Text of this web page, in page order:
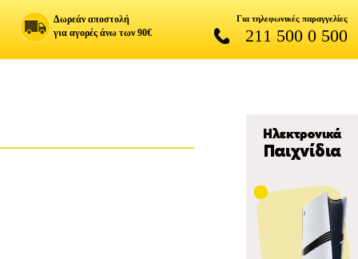
Δωρεάν αποστολή
για αγορές άνω των 90€
Για τηλεφωνικές παραγγελίες
211 500 0 500